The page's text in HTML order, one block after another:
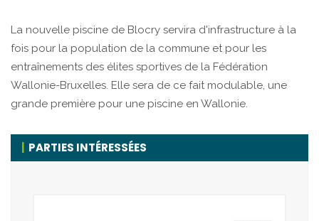
La nouvelle piscine de Blocry servira d'infrastructure à la
fois pour la population de la commune et pour les
entraînements des élites sportives de la Fédération
Wallonie-Bruxelles. Elle sera de ce fait modulable, une
grande première pour une piscine en Wallonie.
PARTIES INTÉRESSÉES